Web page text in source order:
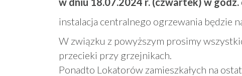
instalacja centralnego ogrzewania będzie
W związku z powyższym prosimy
przecieki przy grzejnikach.
Ponadto Lokatorów zamieszkałych na